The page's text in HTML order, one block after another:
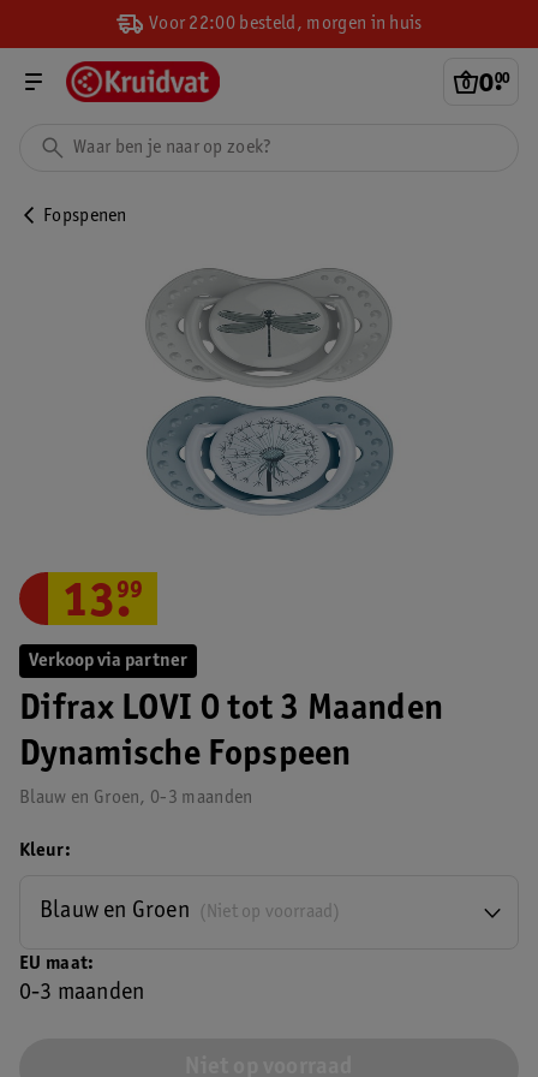
Voor 22:00 besteld, morgen in huis
0.
00
Fopspenen
Verkoop via partner
Difrax LOVI 0 tot 3 Maanden
Dynamische Fopspeen
Blauw en Groen, 0-3 maanden
13.
99
EU maat
0-3 maanden
Kleur
(Niet op voorraad)
Blauw en Groen